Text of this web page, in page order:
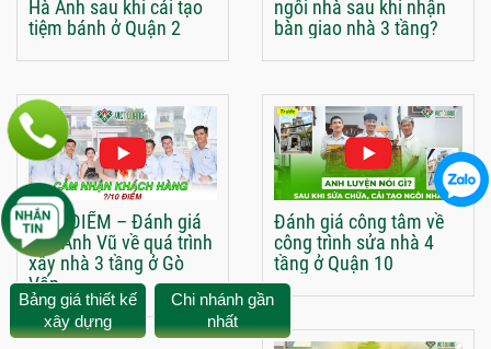
Hà Anh sau khi cải tạo
tiệm bánh ở Quận 2
ngôi nhà sau khi nhận
bàn giao nhà 3 tầng?
?/10 ĐIỂM – Đánh giá
của Anh Vũ về quá trình
xây nhà 3 tầng ở Gò
Vấp
Đánh giá công tâm về
công trình sửa nhà 4
tầng ở Quận 10
Bảng giá thiết kế
xây dựng
Chi nhánh gần
nhất